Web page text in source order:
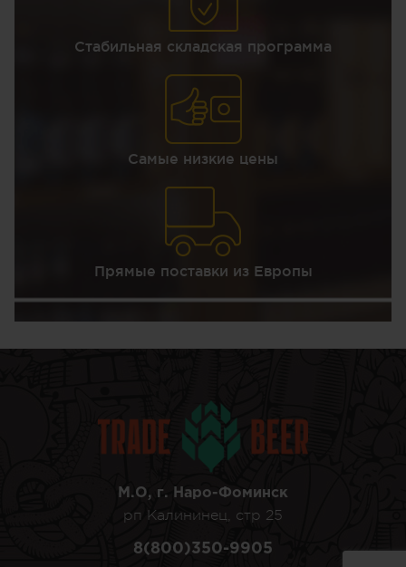
Стабильная складская программа
Самые низкие цены
Прямые поставки из Европы
М.О, г. Наро-Фоминск
рп Калининец, стр 25
8(800)350-9905